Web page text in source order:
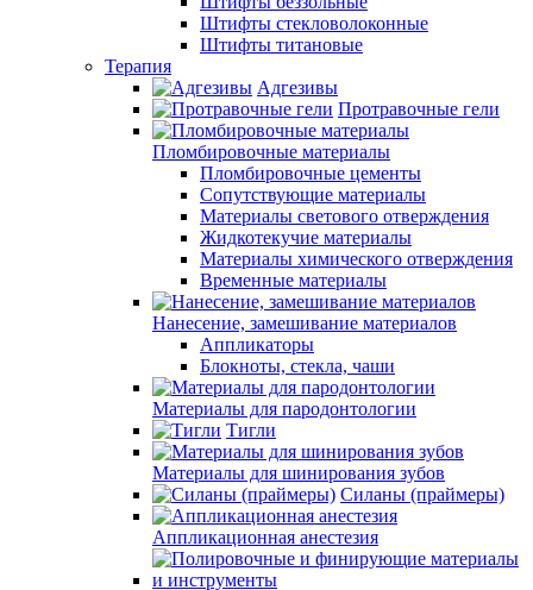
Штифты стекловолоконные
Штифты титановые
Терапия
Адгезивы
Протравочные гели
Пломбировочные материалы
Пломбировочные цементы
Сопутствующие материалы
Материалы светового отверждения
Жидкотекучие материалы
Материалы химического отверждения
Временные материалы
Нанесение, замешивание материалов
Аппликаторы
Блокноты, стекла, чаши
Материалы для пародонтологии
Тигли
Материалы для шинирования зубов
Силаны (праймеры)
Аппликационная анестезия